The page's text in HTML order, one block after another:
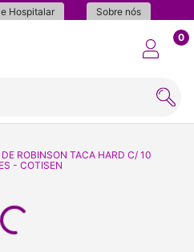
Hospitalar Sobre nós
0
DE ROBINSON TACA HARD C/ 10
- COTISEN